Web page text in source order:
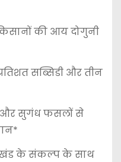
की आय दोगुनी
सब्सिडी और तीन
और सुगंध फसलों से
के संकल्प के साथ